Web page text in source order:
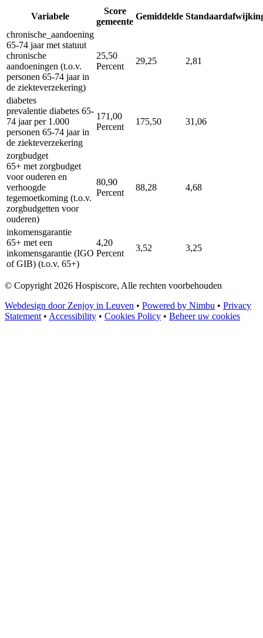
Variabele
Score
gemeente
Gemiddelde
chronische_aandoening
65-74 jaar met statuut
chronische
aandoeningen (t.o.v.
personen 65-74 jaar in
de ziekteverzekering)
25,50
Percent
29,25 2,81
diabetes
prevalentie diabetes 65-
74 jaar per 1.000
personen 65-74 jaar in
de ziekteverzekering
171,00
Percent
175,50 31,06
zorgbudget
65+ met zorgbudget
voor ouderen en
verhoogde
tegemoetkoming (t.o.v.
zorgbudgetten voor
ouderen)
80,90
Percent
88,28 4,68
inkomensgarantie
65+ met een
inkomensgarantie (IGO
of GIB) (t.o.v. 65+)
4,20
Percent
3,52 3,25
© Copyright 2026 Hospiscore, Alle rechten voorbehouden
Webdesign door Zenjoy in Leuven • Powered by Nimbu • Privacy
Statement • Accessibility • Cookies Policy • Beheer uw cookies